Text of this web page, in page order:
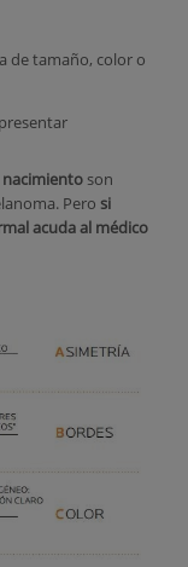
de tamaño, color o
nacimiento son
Pero si
acuda al médico